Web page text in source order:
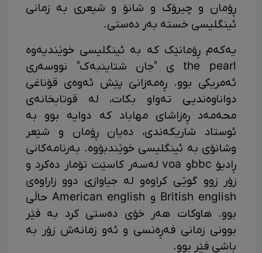
ڕۆمان و چیرۆک و شانۆ و شیعری بە زمانی
ئینگلیسی خستە بەر دەستی.
یەکەم ڕۆمانێک کە بە ئینگلیسی خوێندیەوە
the pearl ی "جان شتاینبەک" نووسەری
ئەمریکی بوو. ڕەمەزانێ پێش ئەوەی قۆناغی
دواناوەندیی تەواو بکات، لە قوتابخانەی
محەمەد ڕەزاشای مهاباد کە دوایە بوو بە
ئوستاد شاریکەندی، دەیان ڕۆمان و شێعر
وشانۆی بە ئینگلیسی خوێندبۆوە. بەرنامەکانی
ڕادیۆ bbcو voa لەسەر کاسێت تۆمار دەکرد و
زۆر زوو گوێی کراوەو لە جیاوازی دوو زاراوەی
British english و American english حاڵی
بوو. هاوکات هەر خۆی دەستی کرد بە فێر
بوونی زمانی فەڕەنسی و ئەو زمانەش زۆر بە
باشی فێر بوو.